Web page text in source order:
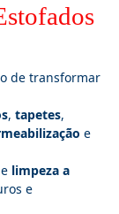
de transformar
, tapetes,
e
e limpeza a
e